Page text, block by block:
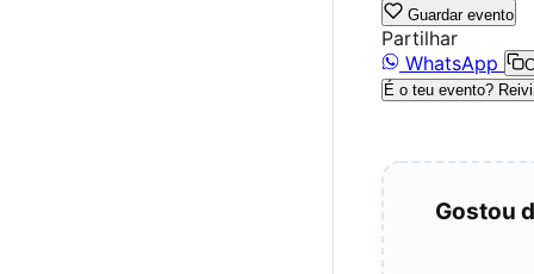
Guardar evento
Partilhar
WhatsApp
É o teu evento?
Gostou